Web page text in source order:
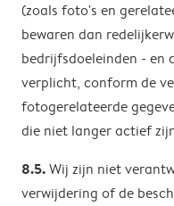
(zoals foto's en
bewaren dan
bedrijfsdoeleinden - en
verplicht, conform de
fotogerelateerde
die niet langer actief
8.5.Wij zijn niet
verwijdering of de